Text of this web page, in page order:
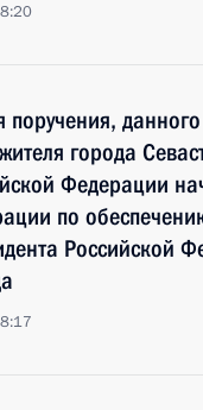
поручения,
города
Федерации
по
Российской